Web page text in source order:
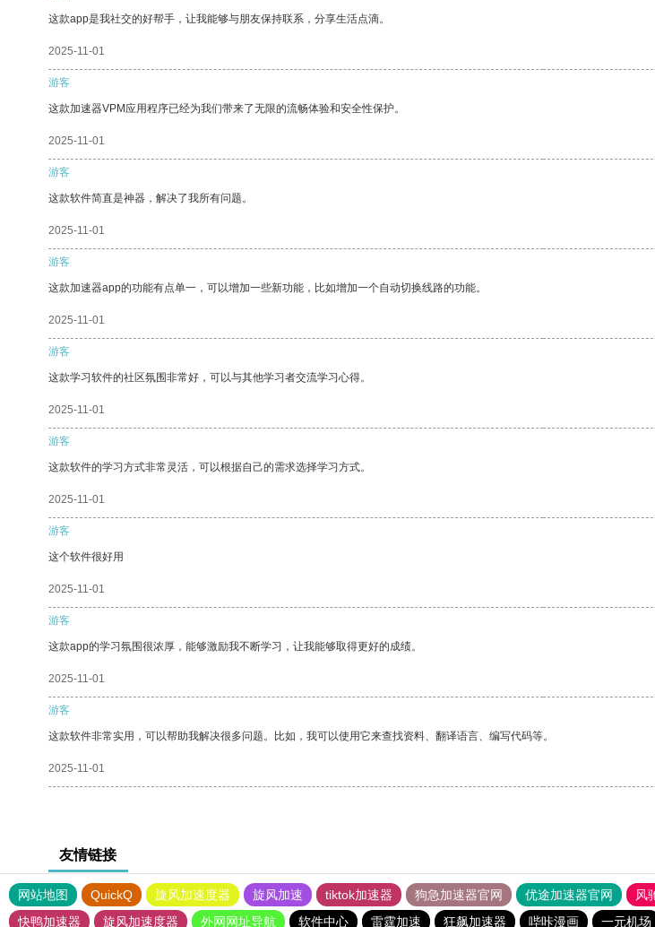
这款app是我社交的好帮手，让我能够与朋友保持联系，分享生活点滴。
2025-11-01
游客
这款加速器VPM应用程序已经为我们带来了无限的流畅体验和安全性保护。
2025-11-01
游客
这款软件简直是神器，解决了我所有问题。
2025-11-01
游客
这款加速器app的功能有点单一，可以增加一些新功能，比如增加一个自动切换线路的功能。
2025-11-01
游客
这款学习软件的社区氛围非常好，可以与其他学习者交流学习心得。
2025-11-01
游客
这款软件的学习方式非常灵活，可以根据自己的需求选择学习方式。
2025-11-01
游客
这个软件很好用
2025-11-01
游客
这款app的学习氛围很浓厚，能够激励我不断学习，让我能够取得更好的成绩。
2025-11-01
游客
这款软件非常实用，可以帮助我解决很多问题。比如，我可以使用它来查找资料、翻译语言、编写代码等。
2025-11-01
友情链接
网站地图 QuickQ 旋风加速度器 旋风加速 tiktok加速器 狗急加速器官网 优途加速器官网 风
快鸭加速器
旋风加速度器 外网网址导航 软件中心 雷霆加速 狂飙加速器 哔咔漫画 一元机场